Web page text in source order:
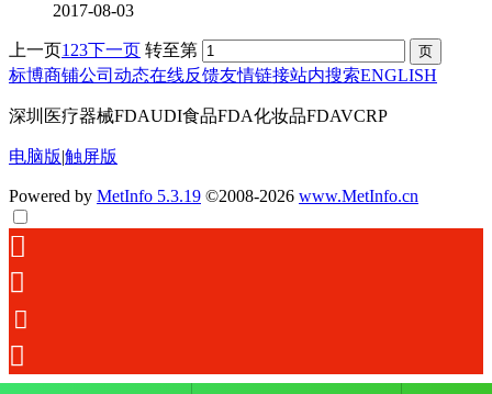
2017-08-03
上一页123下一页 转至第
标博商铺公司动态在线反馈友情链接站内搜索ENGLISH
深圳医疗器械FDAUDI食品FDA化妆品FDAVCRP
电脑版|触屏版
Powered by MetInfo 5.3.19 ©2008-2026 www.MetInfo.cn